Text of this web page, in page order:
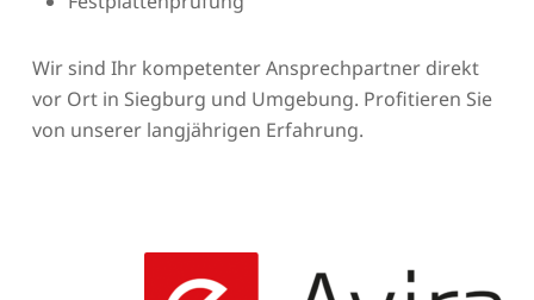
Wir sind Ihr kompetenter Ansprechpartner direkt
vor Ort in Siegburg und Umgebung. Profitieren Sie
von unserer langjährigen Erfahrung.